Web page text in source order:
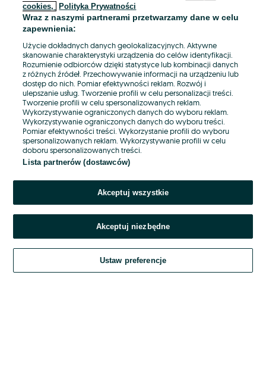
LUB
E-mail
Hasło
Nie pamiętasz hasła?
Zaloguj się
Kontynuując za pośrednictwem jednego z dostawców wskazanych powyżej,
Regulamin serwisu OLX.pl w jego aktualnym brzmieniu.
cookies,
Polityka Prywatności
Wraz z naszymi partnerami przetwarzamy dane w celu
zapewnienia:
Użycie dokładnych danych geolokalizacyjnych. Aktywne
skanowanie charakterystyki urządzenia do celów identyfikacji.
Rozumienie odbiorców dzięki statystyce lub kombinacji danych
z różnych źródeł. Przechowywanie informacji na urządzeniu lub
dostęp do nich. Pomiar efektywności reklam. Rozwój i
ulepszanie usług. Tworzenie profili w celu personalizacji treści.
Tworzenie profili w celu spersonalizowanych reklam.
Wykorzystywanie ograniczonych danych do wyboru reklam.
Wykorzystywanie ograniczonych danych do wyboru treści.
Pomiar efektywności treści. Wykorzystanie profili do wyboru
spersonalizowanych reklam. Wykorzystywanie profili w celu
doboru spersonalizowanych treści.
Lista partnerów (dostawców)
Akceptuj wszystkie
Akceptuj niezbędne
Ustaw preferencje